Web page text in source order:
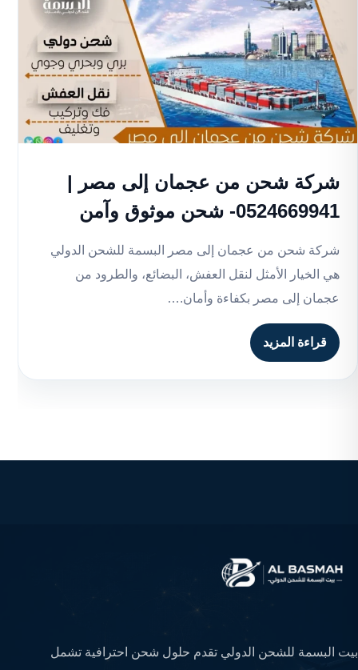
شركة شحن من عجمان إلى مصر |
0524669941- شحن موثوق وآمن
شركة شحن من عجمان إلى مصر البسمة للشحن الدولي
هي الخيار الأمثل لنقل العفش، البضائع، والطرود من
عجمان إلى مصر بكفاءة وأمان.…
قراءة المزيد
بيت البسمة للشحن الدولي تقدم حلول شحن احترافية تشمل